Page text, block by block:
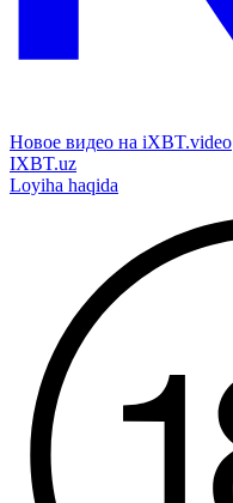
Новое видео на iXBT.video
IXBT.uz
Loyiha haqida